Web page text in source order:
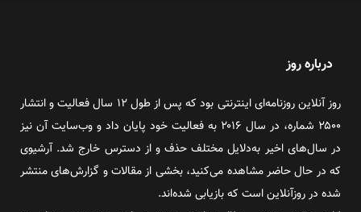
درباره روز
روز آنلاین روزنامه‌ای اینترنتی بود که پس از طول ۱۲ سال فعالیت و انتشار
۲۵۰۰ شماره، در سال ۲۰۱۶ به فعالیت خود پایان داد و وب‌سایت آن نیز
در سال‌های اخیر به‌دلایل مختلف حذف و از دسترس خارج شد. آرشیوی
که در حال حاضر مشاهده می‌کنید، بخشی از مقالات و گزارش‌های منتشر
شده در روزآنلاین است که بازیابی شده‌اند.